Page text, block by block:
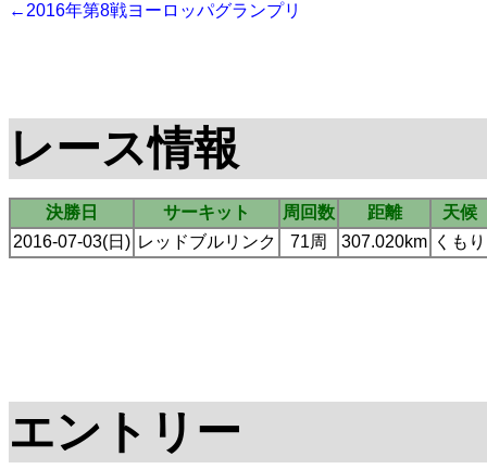
←2016年第8戦ヨーロッパグランプリ
レース情報
決勝日 サーキット 周回数 距離
天候
2016-07-03(日) レッドブルリンク 71周 307.020km くもり
エントリー